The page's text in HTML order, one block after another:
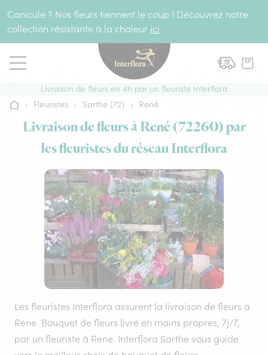
Canicule ? Nos fleurs tiennent le coup ! Découvrez notre
collection résistante à la chaleur ici
Livraison de fleurs en 4h par un fleuriste Interflora
Accueil
› Fleuristes › Sarthe (72) › René
Livraison de fleurs à René (72260) par
les fleuristes du réseau Interflora
Les fleuristes Interflora assurent la livraison de fleurs à
Rene. Bouquet de fleurs livré en mains propres, 7j/7,
par un fleuriste à Rene. Interflora Sarthe vous guide